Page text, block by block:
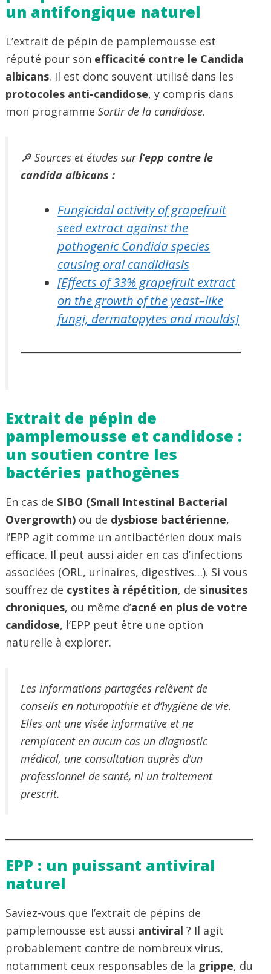
un antifongique naturel
L’extrait de pépin de pamplemousse est
réputé pour son efficacité contre le Candida
albicans. Il est donc souvent utilisé dans les
protocoles anti-candidose, y compris dans
mon programme Sortir de la candidose.
🔎 Sources et études surl’epp contre le
candida albicans :
Fungicidal activity of grapefruit
seed extract against the
pathogenicCandida species
causing oral candidiasis
[Effects of 33% grapefruit extract
on the growth of the yeast–like
fungi, dermatopytes and moulds]
Extrait de pépin de
pamplemousse et candidose :
un soutien contre les
bactéries pathogènes
En cas de SIBO (Small Intestinal Bacterial
Overgrowth) ou de dysbiose bactérienne,
l’EPP agit comme un antibactérien doux mais
efficace. Il peut aussi aider en cas d’infections
associées (ORL, urinaires, digestives…). Si vous
souffrez de cystites à répétition, de sinusites
chroniques, ou même d’acné en plus de votre
candidose, l’EPP peut être une option
naturelle à explorer.
Les informations partagées relèvent de
conseils en naturopathie et d’hygiène de vie.
Elles ont une visée informative et ne
remplacent en aucun cas un diagnostic
médical, une consultation auprès d’un
professionnel de santé, ni un traitement
prescrit.
EPP : un puissant antiviral
naturel
Saviez-vous que l’extrait de pépins de
pamplemousse est aussi antiviral ? Il agit
probablement contre de nombreux virus,
notamment ceux responsables de la grippe, du